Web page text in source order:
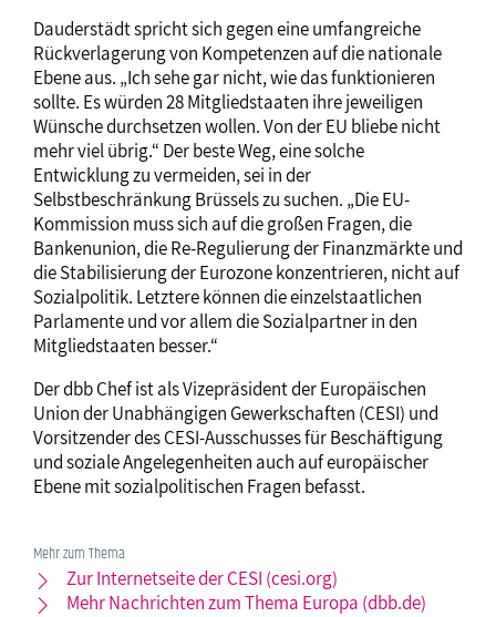
Dauderstädt spricht sich gegen eine umfangreiche
Rückverlagerung von Kompetenzen auf die nationale
Ebene aus. „Ich sehe gar nicht, wie das funktionieren
sollte. Es würden 28 Mitgliedstaaten ihre jeweiligen
Wünsche durchsetzen wollen. Von der EU bliebe nicht
mehr viel übrig.“ Der beste Weg, eine solche
Entwicklung zu vermeiden, sei in der
Selbstbeschränkung Brüssels zu suchen. „Die EU-
Kommission muss sich auf die großen Fragen, die
Bankenunion, die Re-Regulierung der Finanzmärkte und
die Stabilisierung der Eurozone konzentrieren, nicht auf
Sozialpolitik. Letztere können die einzelstaatlichen
Parlamente und vor allem die Sozialpartner in den
Mitgliedstaaten besser.“
Der dbb Chef ist als Vizepräsident der Europäischen
Union der Unabhängigen Gewerkschaften (CESI) und
Vorsitzender des CESI-Ausschusses für Beschäftigung
und soziale Angelegenheiten auch auf europäischer
Ebene mit sozialpolitischen Fragen befasst.
Mehr zum Thema
Zur Internetseite der CESI (cesi.org)
Mehr Nachrichten zum Thema Europa (dbb.de)